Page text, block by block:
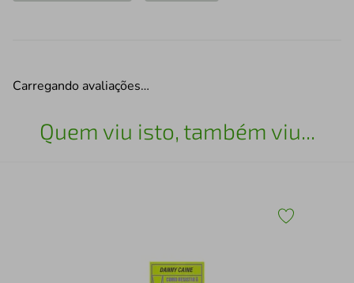
Carregando avaliações…
Quem viu isto, também viu...